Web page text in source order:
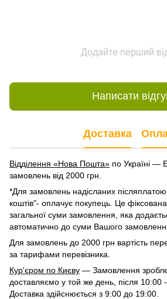
Додайте перший
Написати
Доставка
Відділення «Нова Пошта» по Україні —
замовлень від 2000 грн.
*Для замовлень надісланих
коштів"- оплачує покупець. Це
загальної суми замовлення, яка
автоматично до суми Вашого
Для замовлень до 2000 грн вартість
за тарифами перевізника.
Кур'єром по Києву — Замовлення
доставляємо у той же день, після 10:00
Доставка здійснюється з 9:00 до 19:00.